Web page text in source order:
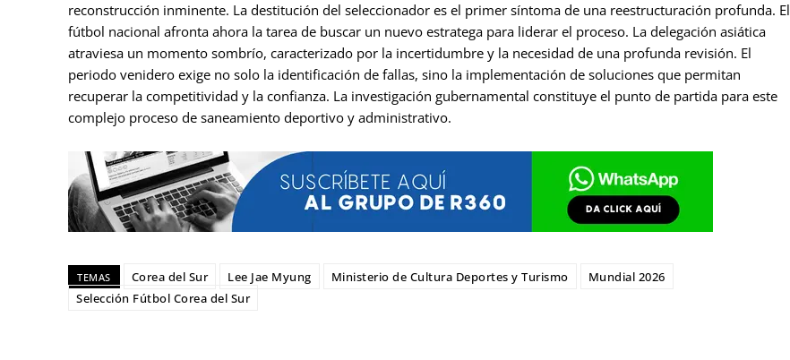
reconstrucción inminente. La destitución del seleccionador es el primer síntoma de una reestructuración profunda. El
fútbol nacional afronta ahora la tarea de buscar un nuevo estratega para liderar el proceso. La delegación asiática
atraviesa un momento sombrío, caracterizado por la incertidumbre y la necesidad de una profunda revisión. El
periodo venidero exige no solo la identificación de fallas, sino la implementación de soluciones que permitan
recuperar la competitividad y la confianza. La investigación gubernamental constituye el punto de partida para este
complejo proceso de saneamiento deportivo y administrativo.
TEMAS Corea del Sur Lee Jae Myung Ministerio de Cultura Deportes y Turismo
Mundial 2026
Selección Fútbol Corea del Sur